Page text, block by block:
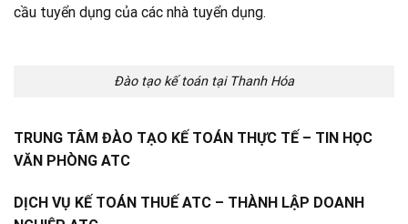
cầu tuyển dụng của các nhà tuyển dụng.
Đào tạo kế toán tại Thanh Hóa
TRUNG TÂM ĐÀO TẠO KẾ TOÁN THỰC TẾ – TIN HỌC
VĂN PHÒNG ATC
DỊCH VỤ KẾ TOÁN THUẾ ATC – THÀNH LẬP DOANH